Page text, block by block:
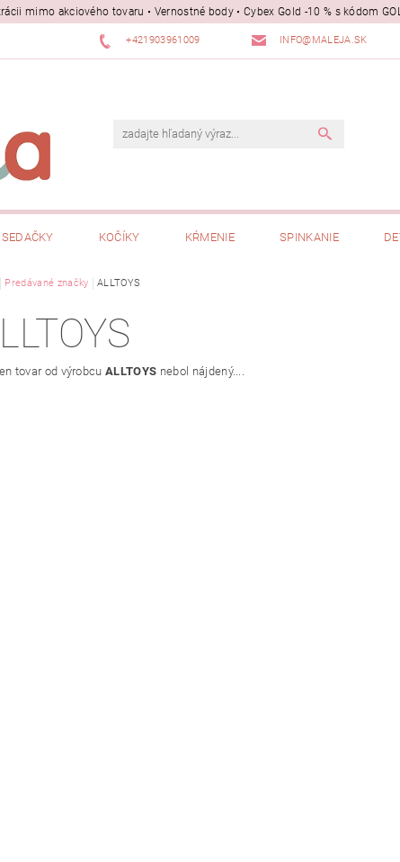
mimo akciového tovaru • Vernostné body • Cybex Gold -10 % s kódom
+421903961009 INFO@MALEJA.SK
KOČÍKY KŔMENIE SPINKANIE
Predávané značky ALLTOYS
tovar od výrobcuALLTOYS nebol nájdený....